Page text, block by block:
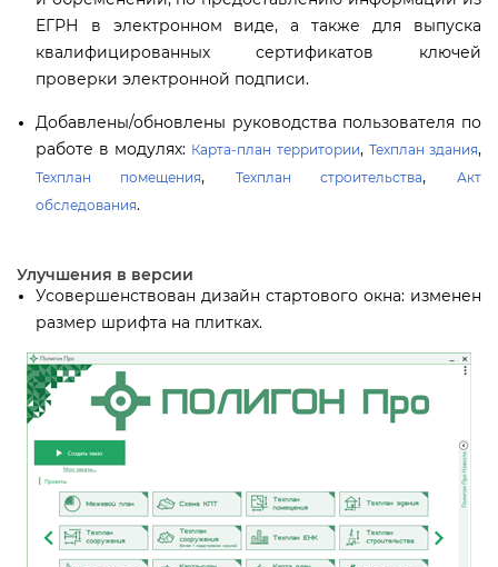
ЕГРН в электронном виде, а также для выпуска
квалифицированных сертификатов ключей
проверки электронной подписи.
Добавлены/обновлены руководства пользователя по
работе в модулях: Карта-план территории, Техплан здания,
Техплан помещения, Техплан строительства,Акт
обследования.
Улучшения в версии
Усовершенствован дизайн стартового окна: изменен
размер шрифта на плитках.